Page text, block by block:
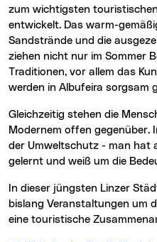
zum wichtigsten
entwickelt. Das warm-
Sandstrände und die
ziehen nicht nur im Sommer
Traditionen, vor allem das
werden in Albufeira sorgsam
Gleichzeitig stehen die Menschen hier aber auch Neuem und
Modernem offen gegenüber.
der Umweltschutz - man hat
gelernt und weiß um die
bislang Veranstaltungen um
eine touristische